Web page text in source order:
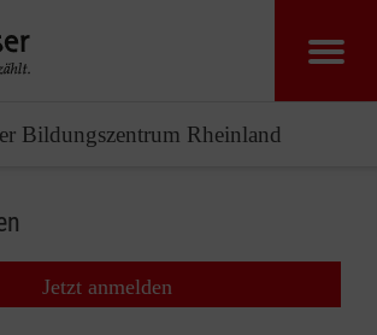
Bildungszentrum Rheinland
Jetzt anmelden